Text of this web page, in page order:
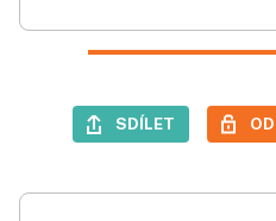
SDÍLET